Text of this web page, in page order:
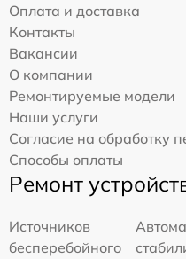
Оплата и доставка
Контакты
Вакансии
О компании
Ремонтируемые модели
Наши услуги
Согласие на обработку
Способы оплаты
Ремонт
Источников
бесперебойного